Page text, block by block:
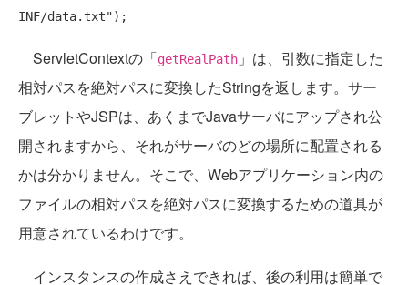
INF/data.txt"
ServletContextの「getRealPath 」は、引数に指定した
相対パスを絶対パスに変換したStringを返します。サー
ブレットやJSPは、あくまでJavaサーバにアップされ公
開されますから、それがサーバのどの場所に配置される
かは分かりません。そこで、Webアプリケーション内の
ファイルの相対パスを絶対パスに変換するための道具が
用意されているわけです。
インスタンスの作成さえできれば、後の利用は簡単で